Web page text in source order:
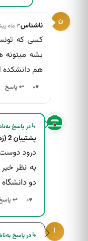
ن ناشناس۳ ماه پیش
کسی که
بشه
هم دانشکده
♥۰ ↩ پاسخ
↳در پاسخ به
پشتیبان 2 (زهرا فدایی)
درود
به نظر
دو
♥۰ ↩
ا ↳در پاسخ به